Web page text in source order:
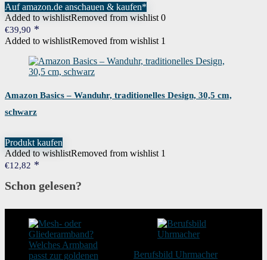
Auf amazon.de anschauen & kaufen*
Added to wishlistRemoved from wishlist 0
€39,90
Added to wishlistRemoved from wishlist 1
Amazon Basics – Wanduhr, traditionelles Design, 30,5 cm,
schwarz
Produkt kaufen
Added to wishlistRemoved from wishlist 1
€12,82
Schon gelesen?
Berufsbild Uhrmacher